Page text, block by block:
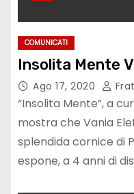
COMUNICATI
Insolita Mente
Ago 17, 2020
“Insolita Mente”, a
mostra che Vania
splendida cornice di
espone, a 4 anni di